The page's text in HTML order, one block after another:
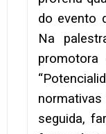
do evento
Na
promotora
seguida,